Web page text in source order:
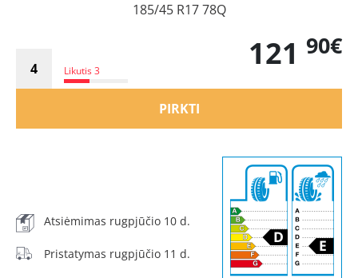
185/45 R17 78Q
Likutis 3 121 90€
PIRKTI
Atsiėmimas rugpjūčio 10 d.
Pristatymas rugpjūčio 11 d.